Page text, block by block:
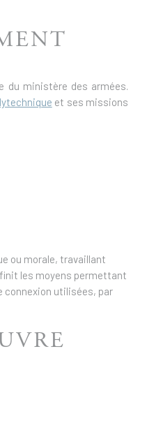
du ministère des armées.
et ses missions
ou morale, travaillant
les moyens permettant
connexion utilisées, par